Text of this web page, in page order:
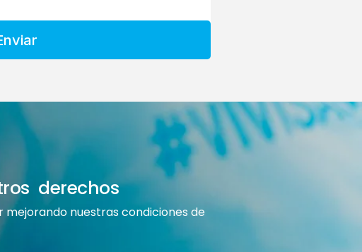
derechos
mejorando nuestras condiciones de